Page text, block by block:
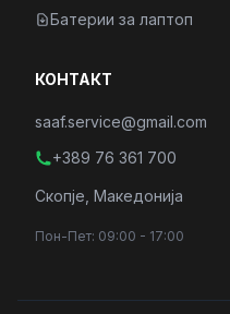
Батерии за лаптоп
КОНТАКТ
saaf.service@gmail.com
+389 76 361 700
Скопје, Македонија
Пон-Пет: 09:00 - 17:00